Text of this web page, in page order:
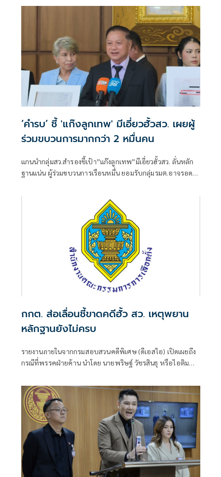
งานประชุมคณะอนุฯหลายชุด เผยยังมีเพื่อน สส.รายอื่นของ
พรรคประชาชน รับผิดชอบโดยตรงอยู่แล้ว
‘คำรบ’ ชี้ 'แก๊งลูกเทพ' มีเอี่ยวฮั้วสว. เผยผู้
ร่วมขบวนการมากกว่า 2 หมื่นคน
แกนนำกลุ่มสว.สำรองชี้เป้า”แก๊งลูกเทพ”มีเอี่ยวฮั้วสว. ลั่นหลัก
ฐานแน่น ผู้ร่วมขบวนการเรือนหมื่น ยอมรับกลุ่มรมต.อาจรอด
ส่งศาลฎีกาสอย 138 สว.โดนร้องเอาผิดติดคุก!
กกต. ส่อเลื่อนชี้ขาดคดีฮั้ว สว. เหตุพยาน
หลักฐานยังไม่ครบ
รายงานภายในจากกรมสอบสวนคดีพิเศษ (ดีเอสไอ) เปิดเผยถึง
กรณีที่พรรคฝ่ายค้าน นำโดย นายพริษฐ์ วัชรสินธุ หรือไอติม
นายยิ่งชีพ อัชฌานนท์ ผู้อำนวยการโครงการอินเทอร์เน็ตเพื่อ
กฎหมายประชาชน หรือไอลอว์ (iLaw) ได้นำคำให้การของ
พยานและเอกสารบางส่วนที่อ้างว่าเกี่ยวข้องกับคดีฮั้วเลือก
สมาชิกวุฒิสภา (สว.) มาเปิดเผยต่อสาธารณ